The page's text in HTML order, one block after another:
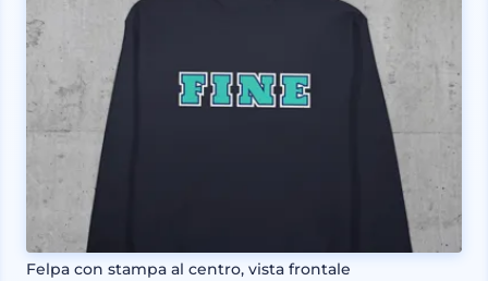
Felpa con stampa al centro, vista frontale